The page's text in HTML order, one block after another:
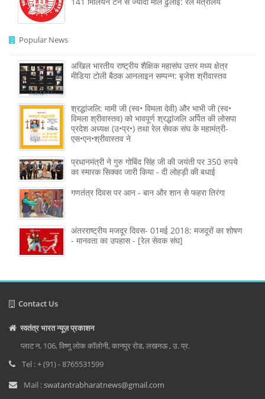
Popular News
अखिल भारतीय राष्ट्रीय शैक्षिक महासंघ उत्तर मध्य क्षेत्र
मीडिया टोली बैठक आनलाइन सम्पन्न: बृजेश श्रीवास्तव
श्रद्धांजलि: मामी जी (स्व• विमला देवी) और भाभी जी (स्व•
विमला श्रीवास्तव) को भावपूर्ण श्रद्धांजलि अर्पित की लोसपा
प्रदेश अध्यक्ष (उ•प्र•) तथा रेल सेवक संघ के महामंत्री-
एस•एन•श्रीवास्तव ने
प्रधानमंत्री ने गुरु गोबिंद सिंह जी की जयंती पर 350 रुपये
का स्मारक सिक्का जारी किया - दी लोहड़ी की बधाई
गणतंत्र दिवस पर आन - बान और शान से फहरा तिरंगा
अंतरराष्ट्रीय मजदूर दिवस- 01मई 2018: मजदूरों का शोषण
- मानवता का उपहास - [रेल सेवक संघ]
Contact Us
स्वतंत्र भारत न्यूज़ प्रकाशन
प्लाट न. 106, विष्णु लोक कॉलोनी, कानपुर रोड, लखनऊ , उ. प्र.
Tel : + (91) - 8765531599
Mail :swatantrabharatnews@gmail.com